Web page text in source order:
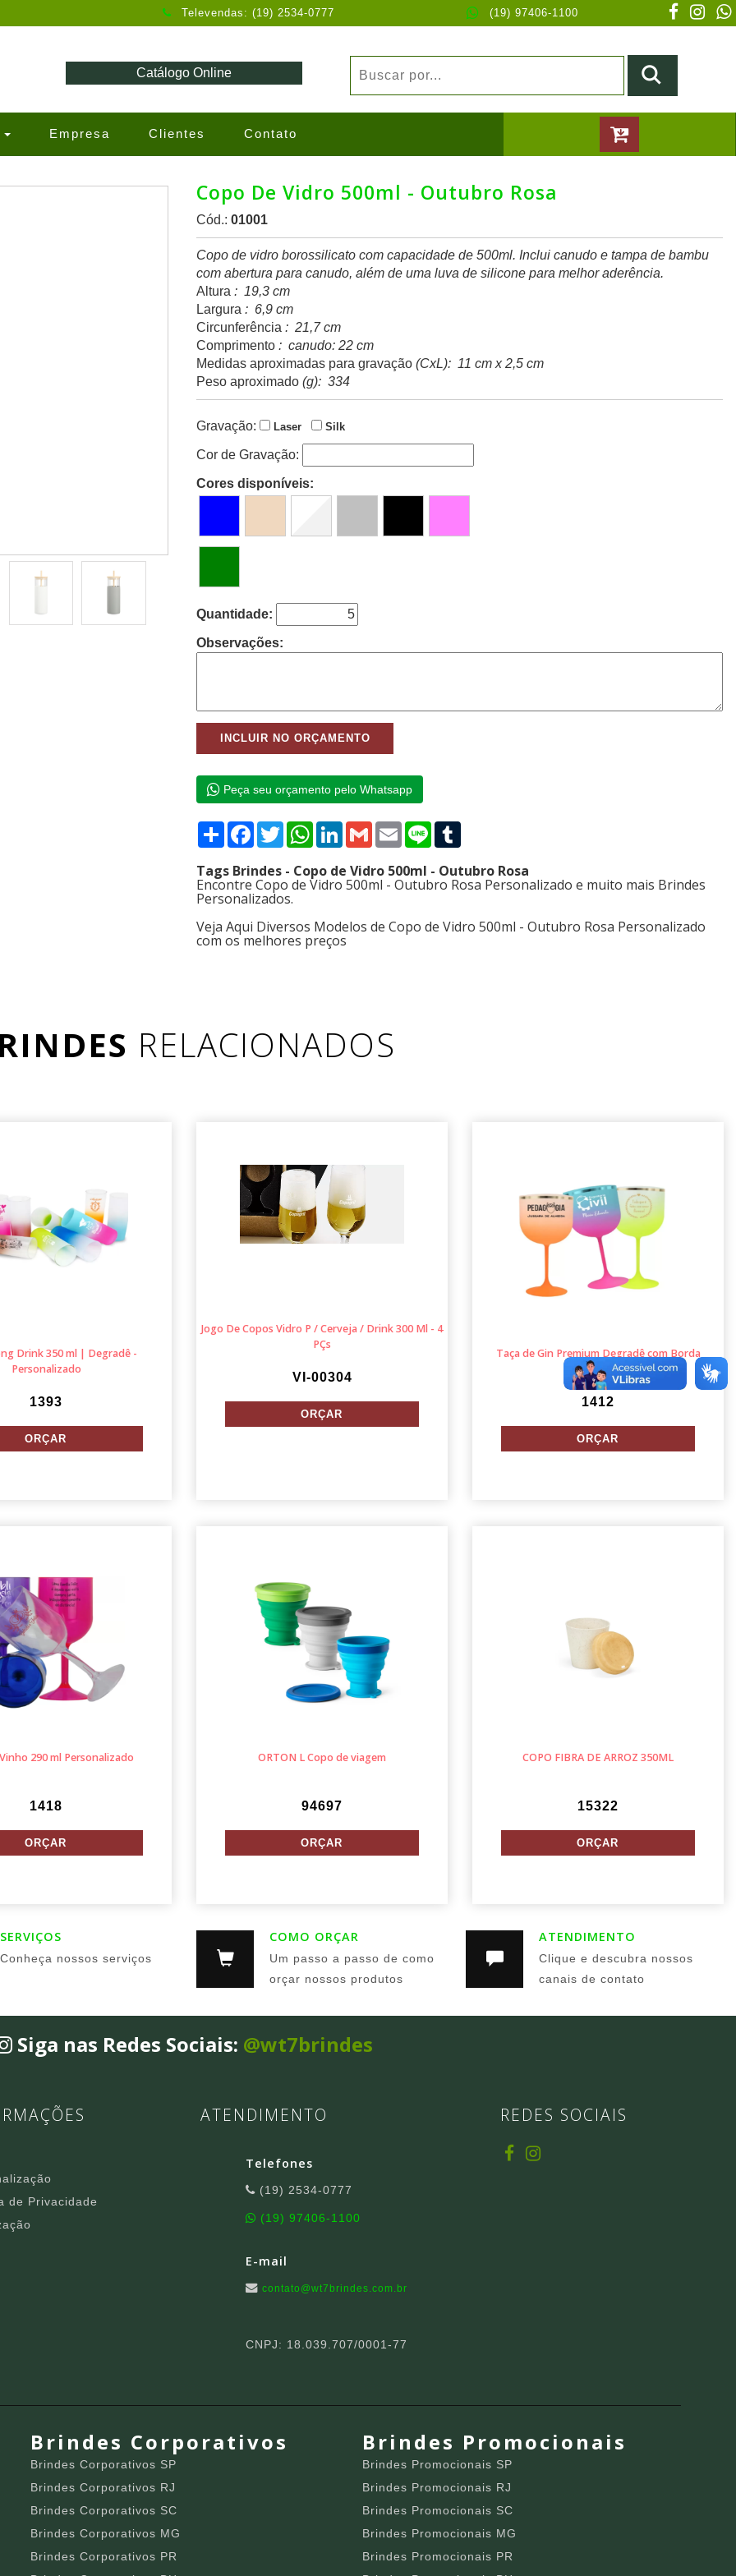
Televendas: (19) 2534-0777 (19) 97406-1100
Catálogo Online
Empresa Clientes Contato
Copo De Vidro 500ml - Outubro Rosa
Cód.: 01001
Copo de vidro borossilicato com capacidade de 500ml. Inclui canudo e tampa de bambu
com abertura para canudo, além de uma luva de silicone para melhor aderência.
Altura : 19,3 cm
Largura : 6,9 cm
Circunferência : 21,7 cm
Comprimento : canudo: 22 cm
Medidas aproximadas para gravação (CxL): 11 cm x 2,5 cm
Peso aproximado (g): 334
Gravação: Laser Silk
Cor de Gravação:
Cores disponíveis:
Quantidade:
Observações:
Peça seu orçamento pelo Whatsapp
Compartilhar
Facebook
TwitterWhatsApp
LinkedIn
GmailEmailLine
Tags Brindes - Copo de Vidro 500ml - Outubro Rosa
Encontre Copo de Vidro 500ml - Outubro Rosa Personalizado e muito mais Brindes
Personalizados.
Veja Aqui Diversos Modelos de Copo de Vidro 500ml - Outubro Rosa Personalizado
com os melhores preços
RELACIONADOS
Drink 350 ml | Degradê -
Personalizado
1393
Jogo De Copos Vidro P / Cerveja / Drink 300 Ml - 4
PÇs
VI-00304
Taça de Gin Premium Degradê com Borda
Personalizado
1412
290 ml Personalizado
1418
ORTON L Copo de viagem
94697
COPO FIBRA DE ARROZ 350ML
15322
SERVIÇOS
Conheça nossos serviços
COMO ORÇAR
Um passo a passo de como
orçar nossos produtos
ATENDIMENTO
Clique e descubra nossos
canais de contato
Siga nas Redes Sociais: @wt7brindes
de Privacidade
ATENDIMENTO
Telefones
(19) 2534-0777
(19) 97406-1100
E-mail
contato@wt7brindes.com.br
CNPJ: 18.039.707/0001-77
REDES SOCIAIS
Brindes Corporativos
Brindes Corporativos SP
Brindes Corporativos RJ
Brindes Corporativos SC
Brindes Corporativos MG
Brindes Corporativos PR
Brindes Promocionais
Brindes Promocionais SP
Brindes Promocionais RJ
Brindes Promocionais SC
Brindes Promocionais MG
Brindes Promocionais PR